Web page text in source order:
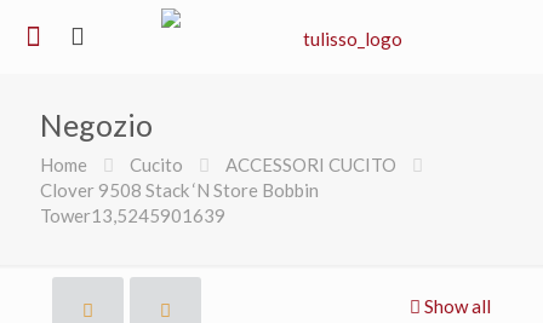
Negozio
Home Cucito
ACCESSORI CUCITO
Clover 9508 Stack ‘N Store Bobbin
Tower13,5245901639
Show all